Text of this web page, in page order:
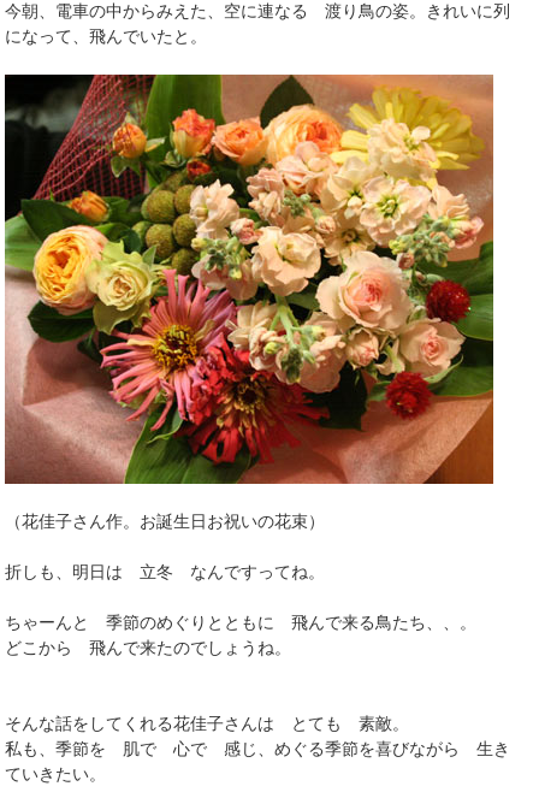
今朝、電車の中からみえた、空に連なる 渡り鳥の姿。きれいに列
になって、飛んでいたと。
（花佳子さん作。お誕生日お祝いの花束）
折しも、明日は 立冬 なんですってね。
ちゃーんと 季節のめぐりとともに 飛んで来る鳥たち、、。
どこから 飛んで来たのでしょうね。
そんな話をしてくれる花佳子さんは とても 素敵。
私も、季節を 肌で 心で 感じ、めぐる季節を喜びながら 生き
ていきたい。